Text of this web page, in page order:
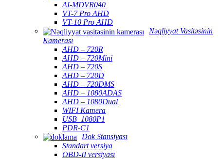
AI-MDVR040
VT-7 Pro AHD
VT-10 Pro AHD
Nəqliyyat Vasitəsinin
Kamerası
AHD – 720R
AHD – 720Mini
AHD – 720S
AHD – 720D
AHD – 720DMS
AHD – 1080ADAS
AHD – 1080Dual
WIFI Kamera
USB_1080P1
PDR-C1
Dok Stansiyası
Standart versiya
OBD-II versiyası